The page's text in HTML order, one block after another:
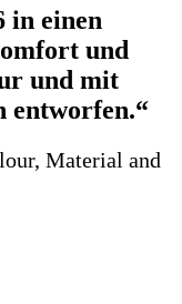
in einen
und
und mit
entworfen.“
Material and